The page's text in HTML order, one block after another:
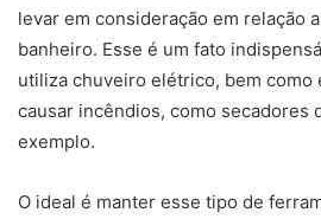
levar em consideração em relação
banheiro. Esse é um fato
utiliza chuveiro elétrico, bem como
causar incêndios, como secadores
exemplo.
O ideal é manter esse tipo de